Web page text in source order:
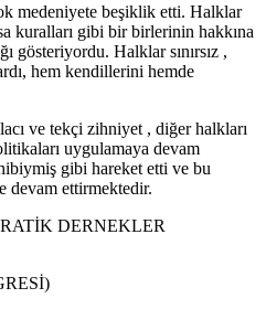
medeniyete beşiklik etti. Halklar
kuralları gibi bir birlerinin hakkına
gösteriyordu. Halklar sınırsız ,
hem kendillerini hemde
ve tekçi zihniyet , diğer halkları
uygulamaya devam
gibi hareket etti ve bu
devam ettirmektedir.
DERNEKLER